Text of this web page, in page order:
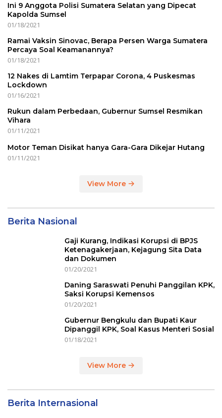
Ini 9 Anggota Polisi Sumatera Selatan yang Dipecat
Kapolda Sumsel
01/18/2021
Ramai Vaksin Sinovac, Berapa Persen Warga Sumatera
Percaya Soal Keamanannya?
01/18/2021
12 Nakes di Lamtim Terpapar Corona, 4 Puskesmas
Lockdown
01/16/2021
Rukun dalam Perbedaan, Gubernur Sumsel Resmikan
Vihara
01/11/2021
Motor Teman Disikat hanya Gara-Gara Dikejar Hutang
01/11/2021
View More
Berita Nasional
Gaji Kurang, Indikasi Korupsi di BPJS
Ketenagakerjaan, Kejagung Sita Data
dan Dokumen
01/20/2021
Daning Saraswati Penuhi Panggilan KPK,
Saksi Korupsi Kemensos
01/20/2021
Gubernur Bengkulu dan Bupati Kaur
Dipanggil KPK, Soal Kasus Menteri Sosial
01/18/2021
View More
Berita Internasional